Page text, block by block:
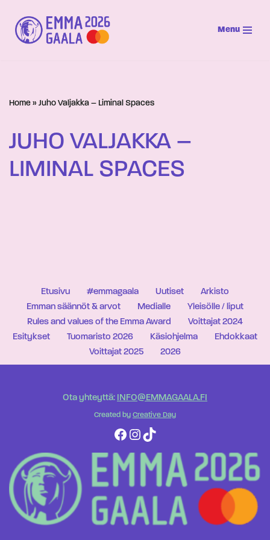
Siirry
suoraan
Menu
Home » Juho Valjakka – Liminal Spaces
JUHO VALJAKKA –
LIMINAL SPACES
Etusivu #emmagaala Uutiset
Arkisto
Emman säännöt & arvot
Medialle
Yleisölle / liput
Rules and values of the Emma Award
Voittajat 2024
Esitykset
Tuomaristo 2026 Käsiohjelma
Ehdokkaat
Voittajat 2025
2026
Ota yhteyttä: INFO@EMMAGAALA.FI
Created by Creative Day